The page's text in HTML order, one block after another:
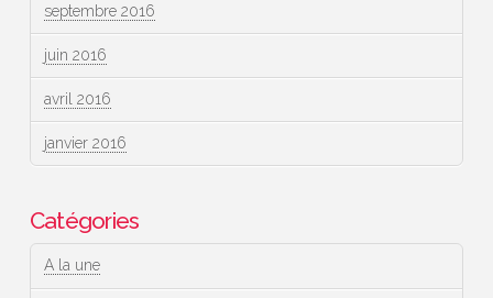
septembre 2016
juin 2016
avril 2016
janvier 2016
Catégories
A la une